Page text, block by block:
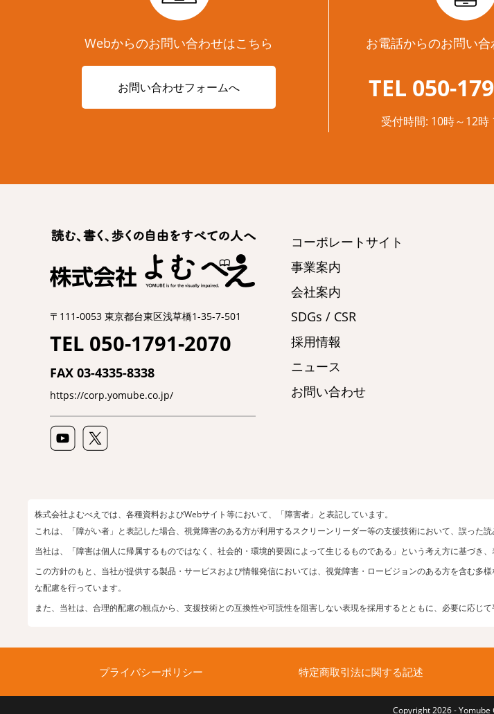
Webからのお問い合わせはこちら
お問い合わせフォームへ
お電話からのお問い合
TEL 050-
受付時間: 10時～12時
〒111-0053 東京都台東区浅草橋1-35-7-501
TEL 050-1791-2070
FAX 03-4335-8338
https://corp.yomube.co.jp/
コーポレートサイト
事業案内
会社案内
SDGs / CSR
採用情報
ニュース
お問い合わせ
株式会社よむべえでは、各種資料およびWebサイト等において、「障害者」と表記しています。
これは、「障がい者」と表記した場合、視覚障害のある方が利用するスクリーンリーダー等の支援技術において、誤った読
当社は、「障害は個人に帰属するものではなく、社会的・環境的要因によって生じるものである」という考え方に基づき
この方針のもと、当社が提供する製品・サービスおよび情報発信においては、視覚障害・ロービジョンのある方を含む
な配慮を行っています。
また、当社は、合理的配慮の観点から、支援技術との互換性や可読性を阻害しない表現を採用するとともに、必要に応じ
プライバシーポリシー 特定商取引法に関する記述
Copyright 2026 -